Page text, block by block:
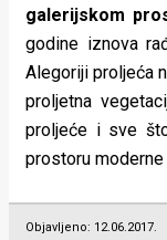
galerijskom
godine iznova
Alegoriji proljeća
proljetna
proljeće i sve
prostoru moderne
Objavljeno: 12.06.2017.